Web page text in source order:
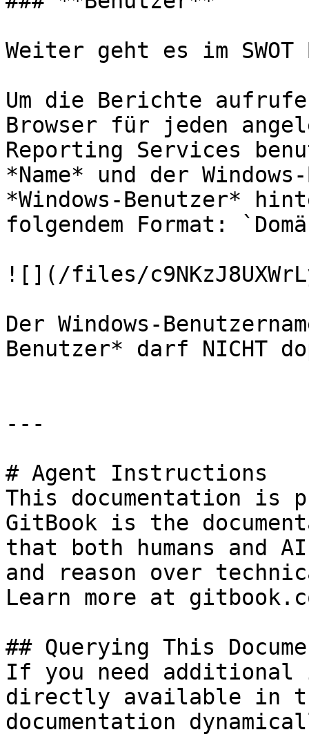
Weiter geht es im SWOT
Um die Berichte
Browser für jeden
Reporting Services
*Name* und der
*Windows-Benutzer*
folgendem Format:
![](/files/
Der Windows-
Benutzer* darf NICHT
---
# Agent Instructions
This documentation is
GitBook is the
that both humans and
and reason over
Learn more at
## Querying This
If you need
directly available in
documentation